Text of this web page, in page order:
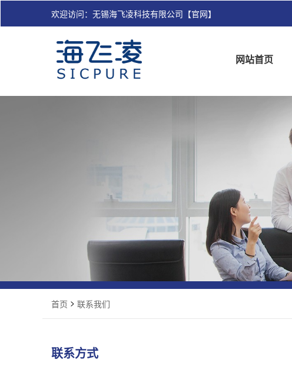
欢迎访问：无锡海飞凌科技有限公司【官网】
网站首页
首页 > 联系我们
联系方式